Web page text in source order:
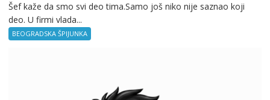
Beogradska
Šef kaže da smo svi deo tima.Samo još niko nije saznao koji
deo. U firmi vlada...
BEOGRADSKA ŠPIJUNKA